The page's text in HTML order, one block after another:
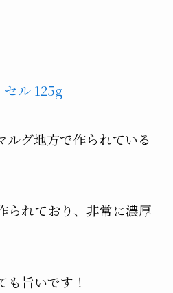
セル 125g
ルグ地方で作られている
られており、非常に濃厚
も旨いです！